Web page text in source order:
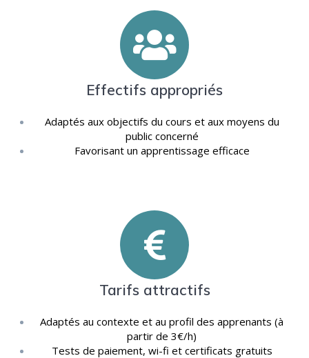
Effectifs appropriés
Adaptés aux objectifs du cours et aux moyens du
public concerné
Favorisant un apprentissage efficace
Tarifs attractifs
Adaptés au contexte et au profil des apprenants (à
partir de 3€/h)
Tests de paiement, wi-fi et certificats gratuits